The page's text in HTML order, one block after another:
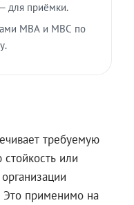
для приёмки.
МВА и МВС по
требуемую
или
Это применимо на